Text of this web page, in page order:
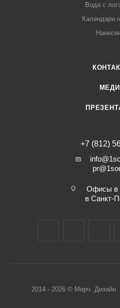
Вода с
Календари
+7 (812)
Офисы в
в Санкт-
2014 - 2026 © Мерч. Дизайн.